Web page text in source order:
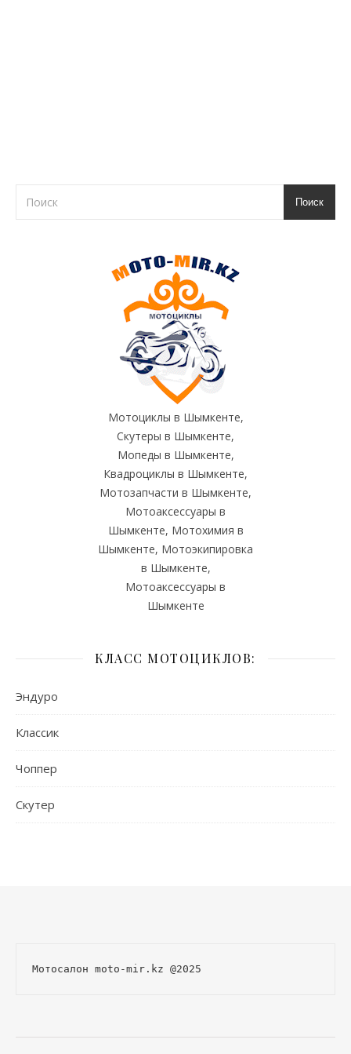
Поиск
Мотоциклы в Шымкенте,
Скутеры в Шымкенте,
Мопеды в Шымкенте,
Квадроциклы в Шымкенте,
Мотозапчасти в Шымкенте,
Мотоаксессуары в
Шымкенте, Мотохимия в
Шымкенте, Мотоэкипировка
в Шымкенте,
Мотоаксессуары в
Шымкенте
КЛАСС МОТОЦИКЛОВ:
Эндуро
Классик
Чоппер
Скутер
Мотосалон moto-mir.kz @2025